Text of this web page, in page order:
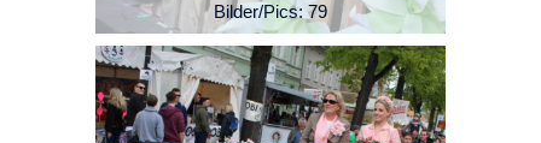
Bilder/Pics: 79